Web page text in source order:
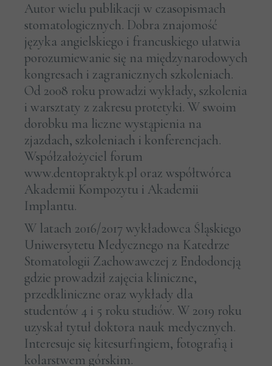
Autor wielu publikacji w czasopismach
stomatologicznych. Dobra znajomość
języka angielskiego i francuskiego ułatwia
porozumiewanie się na międzynarodowych
kongresach i zagranicznych szkoleniach.
Od 2008 roku prowadzi wykłady, szkolenia
i warsztaty z zakresu protetyki. W swoim
dorobku ma liczne wystąpienia na
zjazdach, szkoleniach i konferencjach.
Współzałożyciel forum
www.dentopraktyk.pl oraz współtwórca
Akademii Kompozytu i Akademii
Implantu.
W latach 2016/2017 wykładowca Śląskiego
Uniwersytetu Medycznego na Katedrze
Stomatologii Zachowawczej z Endodoncją
gdzie prowadził zajęcia kliniczne,
przedkliniczne oraz wykłady dla
studentów 4 i 5 roku studiów. W 2019 roku
uzyskał tytuł doktora nauk medycznych.
Interesuje się kitesurfingiem, fotografią i
kolarstwem górskim.